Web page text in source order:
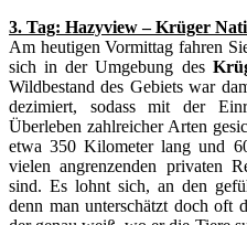
3. Tag: Hazyview – Krüger
Am heutigen Vormittag fahren
sich in der Umgebung des
Wildbestand des Gebiets war
dezimiert, sodass mit der
Überleben zahlreicher Arten
etwa 350 Kilometer lang und
vielen angrenzenden privaten
sind. Es lohnt sich, an den
denn man unterschätzt doch oft